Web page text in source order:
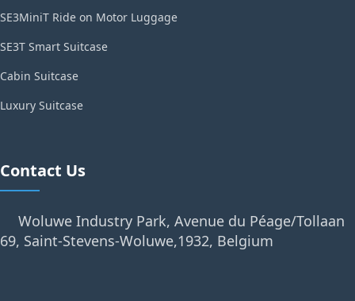
SE3MiniT Ride on Motor Luggage
SE3T Smart Suitcase
Cabin Suitcase
Luxury Suitcase
Contact Us
Woluwe Industry Park, Avenue du Péage/Tollaan
69, Saint-Stevens-Woluwe,1932, Belgium